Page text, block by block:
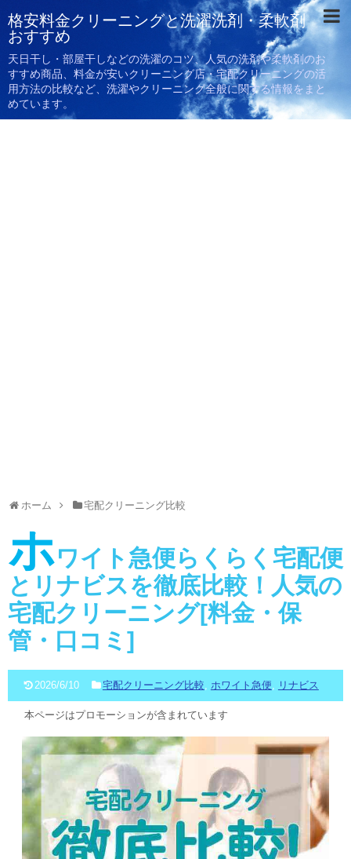
格安料金クリーニングと洗濯洗剤・柔軟剤
おすすめ
天日干し・部屋干しなどの洗濯のコツ、人気の洗剤や柔軟剤のお
すすめ商品、料金が安いクリーニング店・宅配クリーニングの活
用方法の比較など、洗濯やクリーニング全般に関する情報をまと
めています。
ホーム 宅配クリーニング比較
ホワイト急便らくらく宅配便
とリナビスを徹底比較！人気の
宅配クリーニング[料金・保
管・口コミ]
2026/6/10 宅配クリーニング比較, ホワイト急便, リナビス
本ページはプロモーションが含まれています